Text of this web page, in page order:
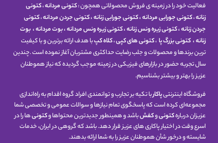
فعالیت خود را در زمینه ی فروش محصولاتی همچون :کتونی مردانه،کتونی
زنانه،کتونی جورابی مردانه،کتونی جورابی زنانه،کتونی جردن مردانه،کتونی
جردن زنانه،کتونی زیره ونس زنانه،کتونی زیره ونس مردانه،بوت مردانه،بوت
زنانه، کتونیبزرگ پا ،کتونی های کپی،کلاه کپبا هدف ارائه برترین و با کیفیت
ترین برندها و محصولات و جلب رضایت حداکثری مشتریان آغاز نموده است .چندین
سال تجربه حضور در بازارهای فیزیکی در زمینه موجب گردیده که نیاز هموطنان
عزیز را بهتر و بیشتر بشناسیم.
فروشگاه اینترنتیپاکاربا تکیه بر تجارب و توانمندی افراد گروه اقدام به راه‌اندازی
مجموعه‌ای کرده است که پاسخگوی تمام نیازها و سوالات عمومی و تخصصی شما
عزیزان دربارهکتونیوکفشباشد و همینطور جدیدترین محتواها وکتونیها را در
اسرع وقت در اختیار پاکاری های عزیز قرار دهد. باشد که گروهی در ایران، خدمات
شایسته و درخور شأن هموطنان عزیز را به شما ارائه بدهند.